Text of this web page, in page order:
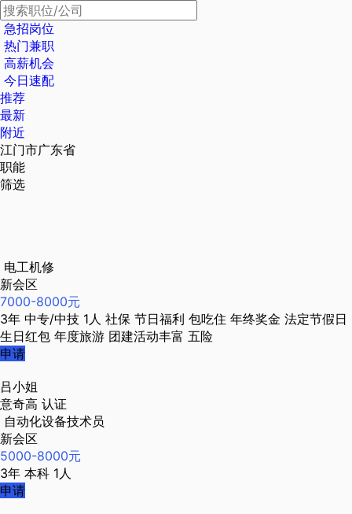
急招岗位
热门兼职
高薪机会
今日速配
推荐
最新
附近
江门市广东省
职能
筛选
电工机修
新会区
7000-8000元
3年 中专/中技 1人 社保 节日福利 包吃住 年终奖金 法定节假日
生日红包 年度旅游 团建活动丰富 五险
申请
吕小姐
意奇高 认证
自动化设备技术员
新会区
5000-8000元
3年 本科 1人
申请